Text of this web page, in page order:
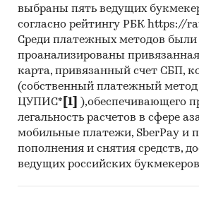
(United Nations Statistics
Trade Statistics, Industrial
Food and Agriculture
11. Материалы
Фонда (International Monetary
12. Материалы Всемирного
13. Материалы ВТО (World
14. Материалы Организации
выбраны пять ведущих
согласно рейтингу РБК https://
Среди платежных методов были
проанализированы
карта, привязанный счет СБП,
(собственный платежный
ЦУПИС* [1]
),обеспечивающего
легальность расчетов в сфере
мобильные платежи, SberPay и
пополнения и снятия средств,
ведущих российских